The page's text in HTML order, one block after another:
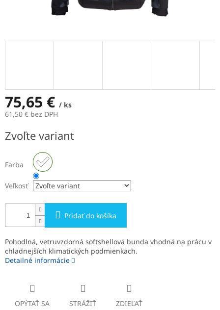
75,65 € / ks
61,50 € bez DPH
cena:
Zvoľte variant
Farba
Veľkosť
Pridať do košíka
Pohodlná, vetruvzdorná softshellová bunda vhodná na prácu v
chladnejších klimatických podmienkach.
Detailné informácie
OPÝTAŤ SA STRÁŽIŤ ZDIEĽAŤ